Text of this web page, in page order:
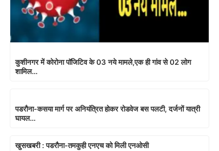
कुशीनगर में कोरोना पॉजिटिव के 03 नये मामले,एक ही गांव से 02 लोग
शामिल…
पडरौना-कसया मार्ग पर अनियंत्रित होकर रोडवेज बस पलटी, दर्जनों यात्री
घायल…
खुसखबरी : पडरौना-तमकुही एनएच को मिली एनओसी